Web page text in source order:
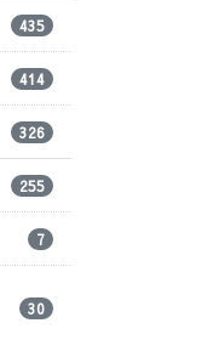
435
414
326
255
7
30